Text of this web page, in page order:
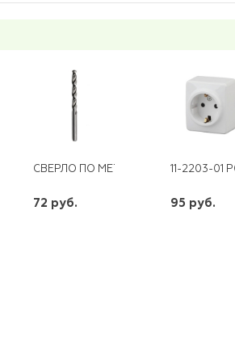
БЕЛАЯ
СВЕРЛО ПО МЕТАЛЛУ 6,0ММ P6M5
72 руб.
11-2203-01
95 руб.